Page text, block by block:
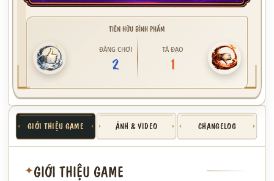
TIÊN HỮU BÌNH PHẨM
ĐÁNG CHƠI
2
TÀ ĐẠO
1
GIỚI THIỆU GAME ẢNH & VIDEO CHANGELOG
✦GIỚI THIỆU GAME